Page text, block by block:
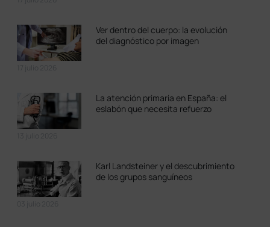
Ver dentro del cuerpo: la evolución
del diagnóstico por imagen
La atención primaria en España: el
eslabón que necesita refuerzo
Karl Landsteiner y el descubrimiento
de los grupos sanguíneos